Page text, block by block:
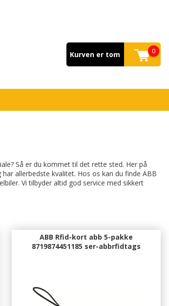
Kurven er tom 0
Så er du kommet til det rette sted. Her på
allerbedste kvalitet. Hos os kan du finde ABB
Vi tilbyder altid god service med sikkert
ABB Rfid-kort abb 5-pakke
8719874451185 ser-abbrfidtags